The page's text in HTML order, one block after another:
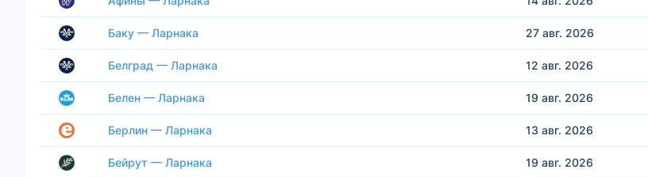
Баку — Ларнака 27 авг. 2026
Белград — Ларнака 12 авг. 2026
Белен — Ларнака 19 авг. 2026
Берлин — Ларнака 13 авг. 2026
Бейрут — Ларнака 19 авг. 2026